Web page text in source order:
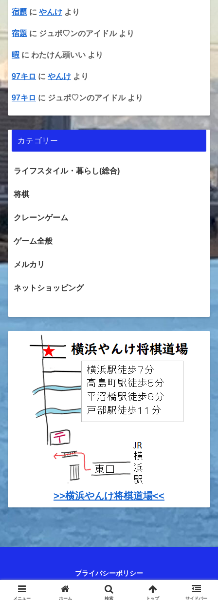
宿題 に やんけ より
宿題 に ジュポ♡ンのアイドルより
暇 に わたけん頭いい より
97キロ に やんけ より
97キロ に ジュポ♡ンのアイドルより
カテゴリー
ライフスタイル・暮らし(総合)
将棋
クレーンゲーム
ゲーム全般
メルカリ
ネットショッピング
>>横浜やんけ将棋道場<<
プライバシーポリシー
© 2023 やんけ日記～将棋人生、最強のシニアを目指して.
メニュー ホーム 検索 トップ サイドバー